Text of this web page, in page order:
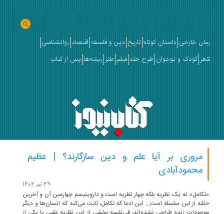
خارجی داستان کوتاه تاریخ دین و فلسفه اقتصاد روانشناسی
کودک و نوجوان طرح جلد فیلم طنز ریشه‌ها پس از کتاب
مروری بر آیا علم و دین سازگارند؟ | عظیم
محمودآبادی
نه یک نظریه بلکه چهار نظریه است و داروینیسم چهارمین آن و آخرین
از این سلسله است... این ادعا که تکامل، ثابت می‌کند که انسان‌ها و دیگر